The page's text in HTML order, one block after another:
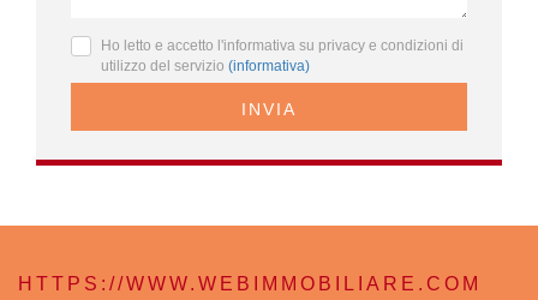
Ho letto e accetto l'informativa su privacy e condizioni di
utilizzo del servizio (informativa)
INVIA
HTTPS://WWW.WEBIMMOBILIARE.COM